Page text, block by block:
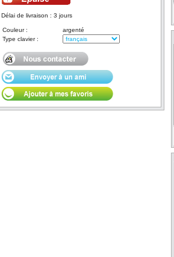
Délai de livraison : 3 jours
Couleur :
argenté
Type clavier :